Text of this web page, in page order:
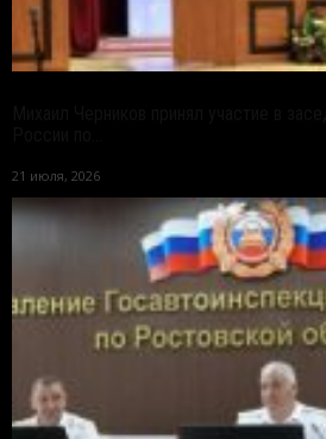
21 июля, 2026